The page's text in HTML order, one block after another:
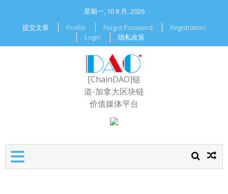
星期一, 10 8 月, 2026
提交文章
Profile Forgot Password
Registration
Login
隐私政策
[ChainDAO]链
道-加拿大区块链
价值媒体平台